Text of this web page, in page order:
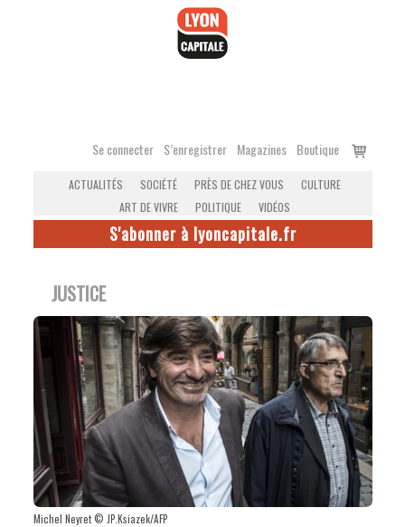
Se connecter S’enregistrer Magazines Boutique
Voir
ACTUALITÉS SOCIÉTÉ PRÈS DE CHEZ VOUS
CULTURE
ART DE VIVRE
POLITIQUE VIDÉOS
S'abonner à lyoncapitale.fr
JUSTICE
Michel Neyret © JP.Ksiazek/AFP